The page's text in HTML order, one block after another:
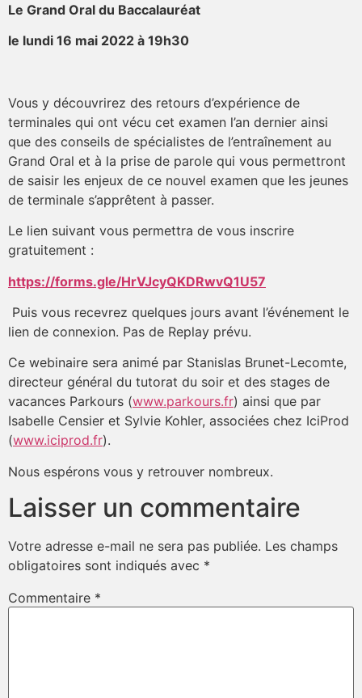
Le Grand Oral du Baccalauréat
le lundi 16 mai 2022 à 19h30
Vous y découvrirez des retours d’expérience de
terminales qui ont vécu cet examen l’an dernier ainsi
que des conseils de spécialistes de l’entraînement au
Grand Oral et à la prise de parole qui vous permettront
de saisir les enjeux de ce nouvel examen que les jeunes
de terminale s’apprêtent à passer.
Le lien suivant vous permettra de vous inscrire
gratuitement :
https://forms.gle/HrVJcyQKDRwvQ1U57
Puis vous recevrez quelques jours avant l’événement le
lien de connexion. Pas de Replay prévu.
Ce webinaire sera animé par Stanislas Brunet-Lecomte,
directeur général du tutorat du soir et des stages de
vacances Parkours (www.parkours.fr) ainsi que par
Isabelle Censier et Sylvie Kohler, associées chez IciProd
(www.iciprod.fr).
Nous espérons vous y retrouver nombreux.
Laisser un commentaire
Votre adresse e-mail ne sera pas publiée. Les champs
obligatoires sont indiqués avec *
Commentaire *